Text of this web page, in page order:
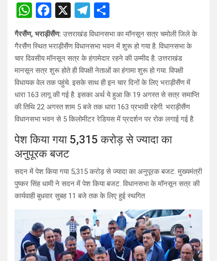
W
at
s
A
p
p
F
a
ce
b
o
o
k
X
T
el
e
gr
a
m
ar
e
गैरसैंण, भराड़ीसैंण: उत्तराखंड विधानसभा का मॉनसून सत्र चमोली जिले के
गैरसैंण स्थित भराड़ीसैंण विधानसभा भवन में शुरू हो गया है. विधानसभा के
चार दिवसीय मॉनसून सत्र के हंगामेदार रहने की उम्मीद है. उत्तराखंड
मानसून सत्र शुरू होते ही विपक्षी नेताओं का हंगामा शुरू हो गया. विपक्षी
विधायक वेल तक पहुंचे. इसके साथ ही इन चार दिनों के लिए भराड़ीसैंण में
धारा 163 लागू की गई है. इसका अर्थ ये हुआ कि 19 अगस्त से सत्र समाप्ति
की तिथि 22 अगस्त शाम 5 बजे तक धारा 163 प्रभावी रहेगी. भराड़ीसैंण
विधानसभा भवन से 5 किलोमीटर रेडियस में प्रदर्शन पर रोक लगाई गई है.
पेश किया गया 5,315 करोड़ से ज्यादा का
अनुपूरक बजट
सदन में पेश किया गया 5,315 करोड़ से ज्यादा का अनुपूरक बजट. मुख्यमंत्री
पुष्कर सिंह धामी ने सदन में पेश किया बजट. विधानसभा के मॉनसून सत्र की
कार्यवाही बुधवार सुबह 11 बजे तक के लिए हुई स्थगित